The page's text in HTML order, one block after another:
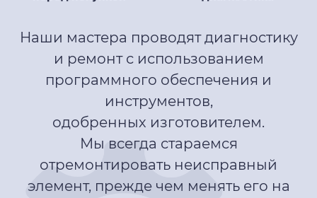
Наши мастера проводят диагностику
и ремонт с использованием
программного обеспечения и
инструментов,
одобренных изготовителем.
Мы всегда стараемся
отремонтировать неисправный
элемент, прежде чем менять его на